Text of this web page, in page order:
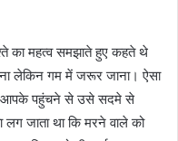
का महत्व समझाते हुए कहते थे
लेकिन गम में जरूर जाना। ऐसा
आपके पहुंचने से उसे सदमे से
लग जाता था कि मरने वाले को